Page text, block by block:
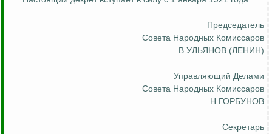
Председатель
Совета Народных Комиссаров
В.УЛЬЯНОВ (ЛЕНИН)
Управляющий Делами
Совета Народных Комиссаров
Н.ГОРБУНОВ
Секретарь